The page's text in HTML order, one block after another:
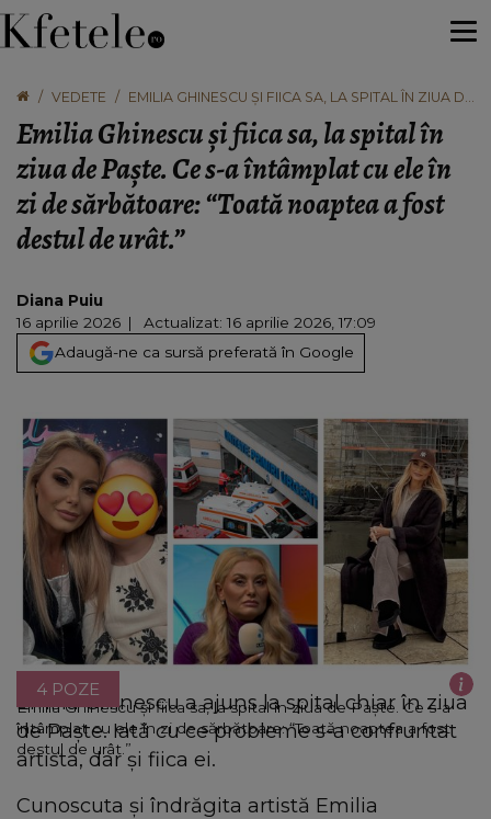
VEDETE
EMILIA GHINESCU ȘI FIICA SA, LA SPITAL ÎN ZIUA DE
SĂRBĂTOARE: “TOATĂ NOAPTEA A FOST DESTUL
DE URÂT.”
Emilia Ghinescu și fiica sa, la spital în
ziua de Paște. Ce s-a întâmplat cu ele în
zi de sărbătoare: “Toată noaptea a fost
destul de urât.”
Diana Puiu
16 aprilie 2026
Actualizat: 16 aprilie 2026, 17:09
Adaugă-ne ca sursă preferată în Google
Emilia Ghinescu și fiica sa, la spital în ziua de Paște. Ce s-a
întâmplat cu ele în zi de sărbătoare: “Toată noaptea a fost
destul de urât.”
4 POZE
Emilia Ghinescu a ajuns la spital chiar în ziua
de Paște. Iată cu ce probleme s-a confruntat
artista, dar și fiica ei.
Cunoscuta și îndrăgita artistă Emilia